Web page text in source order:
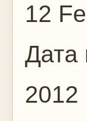
12
Дата
2012